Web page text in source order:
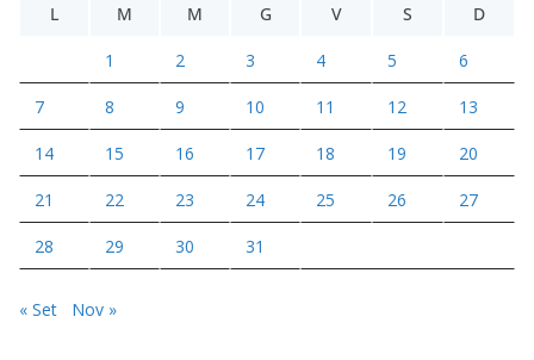
L
M M G V S D
1 2 3 4 5 6
7 8 9 10 11 12 13
14 15 16 17 18 19 20
21 22 23 24 25 26 27
28 29 30 31
« Set Nov »